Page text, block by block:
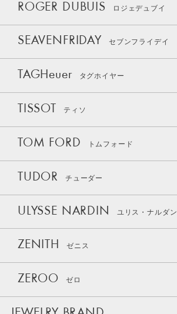
ROGER DUBUIS ロジェデュブイ
SEAVENFRIDAY セブンフライデイ
TAGHeuer タグホイヤー
TISSOT ティソ
TOM FORD トムフォード
TUDOR チューダー
ULYSSE NARDIN ユリス・ナルダン
ZENITH ゼニス
ZEROO ゼロ